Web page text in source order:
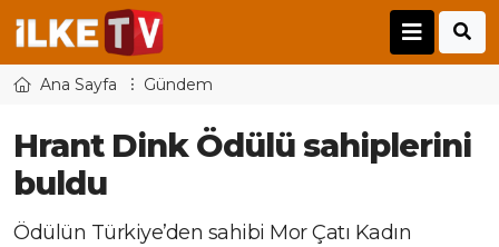
Ana Sayfa Gündem
Hrant Dink Ödülü sahiplerini
buldu
Ödülün Türkiye’den sahibi Mor Çatı Kadın